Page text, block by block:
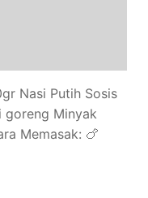
Nasi Putih Sosis
goreng Minyak
Memasak: 🍗